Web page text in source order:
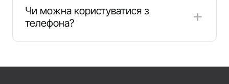
безпеки та користуватися надійними
платформами з модерацією і налаштуваннями
конфіденційності.
Чи можна користуватися з
телефона?